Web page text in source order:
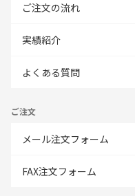
ご注文の流れ
実績紹介
よくある質問
ご注文
メール注文フォーム
FAX注文フォーム